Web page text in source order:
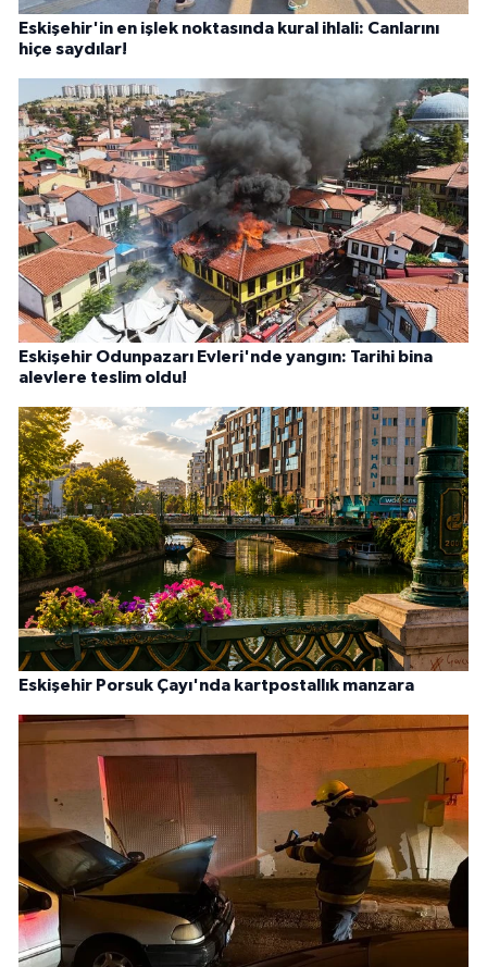
Eskişehir'in en işlek noktasında kural ihlali: Canlarını
hiçe saydılar!
Eskişehir Odunpazarı Evleri'nde yangın: Tarihi bina
alevlere teslim oldu!
Eskişehir Porsuk Çayı'nda kartpostallık manzara